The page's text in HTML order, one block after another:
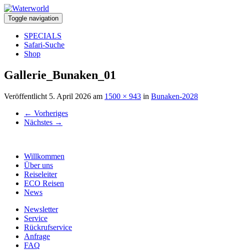
Toggle navigation
SPECIALS
Safari-Suche
Shop
Gallerie_Bunaken_01
Veröffentlicht 5. April 2026 am 1500 × 943 in Bunaken-2028
← Vorheriges
Nächstes →
Willkommen
Über uns
Reiseleiter
ECO Reisen
News
Newsletter
Service
Rückrufservice
Anfrage
FAQ